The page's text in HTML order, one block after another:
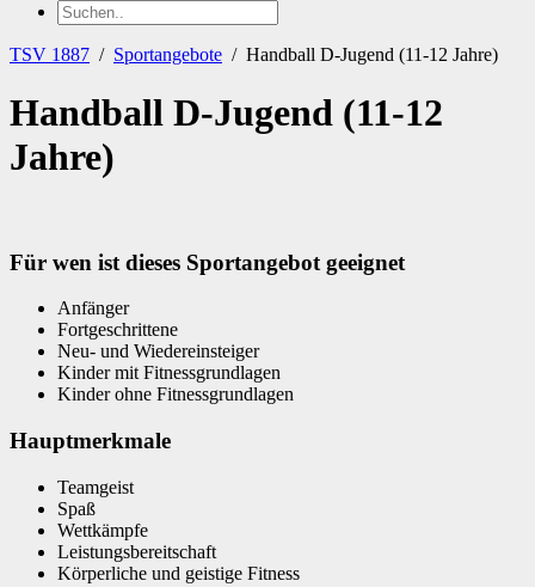
TSV 1887 / Sportangebote / Handball D-Jugend (11-12 Jahre)
Handball D-Jugend (11-12
Jahre)
Für wen ist dieses Sportangebot geeignet
Anfänger
Fortgeschrittene
Neu- und Wiedereinsteiger
Kinder mit Fitnessgrundlagen
Kinder ohne Fitnessgrundlagen
Hauptmerkmale
Teamgeist
Spaß
Wettkämpfe
Leistungsbereitschaft
Körperliche und geistige Fitness